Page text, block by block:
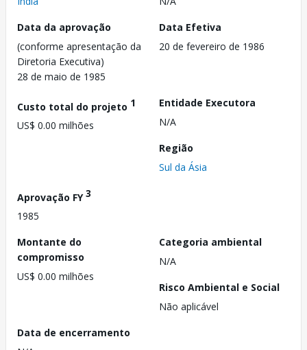
Data da aprovação
(conforme apresentação da
Diretoria Executiva)
28 de maio de 1985
Data Efetiva
20 de fevereiro de 1986
Custo total do projeto 1
US$ 0.00 milhões
Entidade Executora
N/A
Região
Sul da Ásia
Aprovação FY3
1985
Montante do
compromisso
US$ 0.00 milhões
Categoria ambiental
N/A
Risco Ambiental e Social
Não aplicável
Data de encerramento